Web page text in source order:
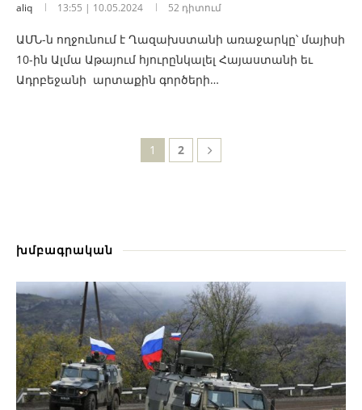
aliq 13:55 | 10.05.2024 52 դիտում
ԱՄՆ-ն ողջունում է Ղազախստանի առաջարկը՝ մայիսի
10-ին Ալմա Աթայում հյուրընկալել Հայաստանի եւ
Ադրբեջանի արտաքին գործերի…
1 2
խմբագրական